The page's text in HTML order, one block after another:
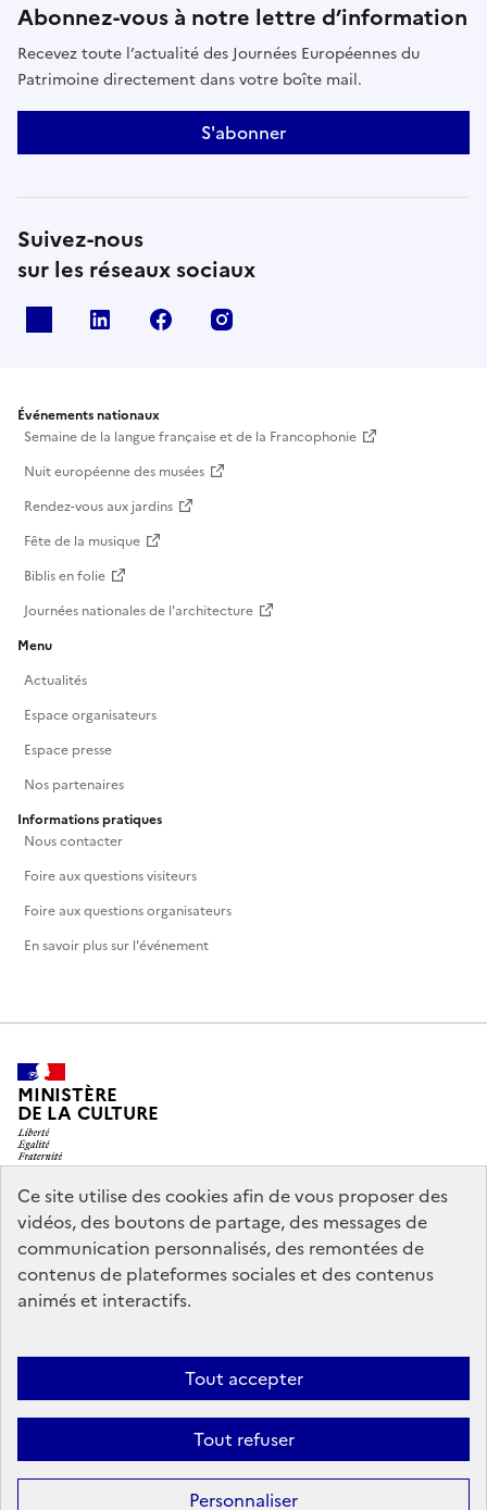
Ce site utilise des cookies afin de vous proposer des
vidéos, des boutons de partage, des messages de
communication personnalisés, des remontées de
contenus de plateformes sociales et des contenus
animés et interactifs.
Tout accepter
Tout refuser
Personnaliser
Abonnez-vous à notre lettre d’information
Recevez toute l’actualité des Journées Européennes du
Patrimoine directement dans votre boîte mail.
S'abonner
Suivez-nous
sur les réseaux sociaux
Linkedin Facebook
Événements nationaux
Semaine de la langue française et de la Francophonie
Nuit européenne des musées
Rendez-vous aux jardins
Fête de la musique
Biblis en folie
Journées nationales de l'architecture
Menu
Actualités
Espace organisateurs
Espace presse
Nos partenaires
Informations pratiques
Nous contacter
Foire aux questions visiteurs
Foire aux questions organisateurs
En savoir plus sur l'événement
MINISTÈRE
DE LA CULTURE
legifrance.gouv.fr
info.gouv.fr
service-public.gouv.fr
data.gouv.fr
Mentions légales
Sauf mention contraire, tous les contenus de ce site sont sous